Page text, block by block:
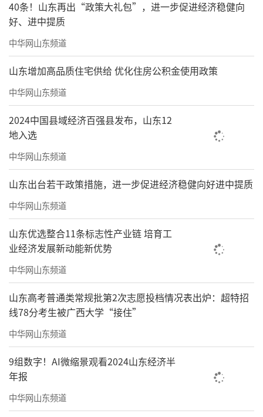
40条！山东再出“政策大礼包”，进一步促进经济稳健向
好、进中提质
中华网山东频道
山东增加高品质住宅供给 优化住房公积金使用政策
中华网山东频道
2024中国县域经济百强县发布，山东12
地入选
中华网山东频道
山东出台若干政策措施，进一步促进经济稳健向好进中提质
中华网山东频道
山东优选整合11条标志性产业链 培育工
业经济发展新动能新优势
中华网山东频道
山东高考普通类常规批第2次志愿投档情况表出炉：超特招
线78分考生被广西大学“接住”
中华网山东频道
9组数字！AI微缩景观看2024山东经济半
年报
中华网山东频道